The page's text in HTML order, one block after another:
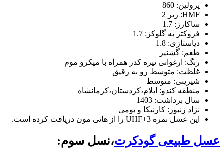
پرولین: 860
HMF: زیر 2
ساکارز: 1.7
فروکتز به گلوکز: 1.7
دیاستازی: 1.8
طعم: گشنیز
رنگ: ارغوانی تیره کدر همراه با میکرو موم
غلظت: متوسط رو به رقیق
شیرینی: متوسط
منطقه کندو: ایلام،کردستان،کرمانشاه
سال برداشت: 1403
نژاد زنبور: کارنیکا و بومی
این عسل نمره UHF+3 را از هانی مون دریافت کرده است.
عسل طبیعی گودکرت،نسل سوم: